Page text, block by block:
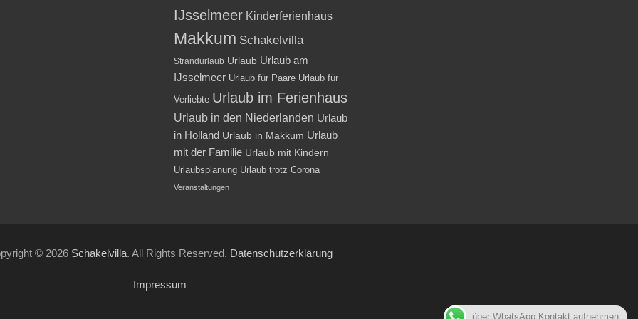
IJsselmeer Kinderferienhaus
Makkum Schakelvilla
Strandurlaub Urlaub Urlaub am
IJsselmeer Urlaub für Paare Urlaub für
Verliebte Urlaub im Ferienhaus
Urlaub in den Niederlanden Urlaub
in Holland Urlaub in Makkum Urlaub
mit der Familie Urlaub mit Kindern
Urlaubsplanung Urlaub trotz Corona
Veranstaltungen
© 2026 Schakelvilla. All Rights Reserved. Datenschutzerklärung
Impressum
über WhatsApp Kontakt aufnehmen